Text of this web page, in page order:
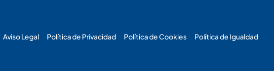
Aviso Legal Política de Privacidad Política de Cookies Política de Igualdad